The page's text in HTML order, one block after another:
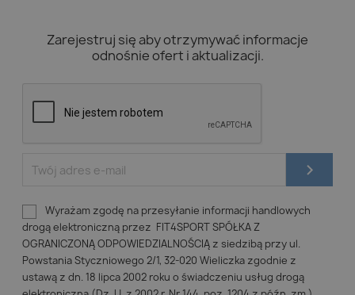
Zarejestruj się aby otrzymywać informacje
odnośnie ofert i aktualizacji.
Wyrażam zgodę na przesyłanie informacji handlowych
drogą elektroniczną przez FIT4SPORT SPÓŁKA Z
OGRANICZONĄ ODPOWIEDZIALNOŚCIĄ z siedzibą przy ul.
Powstania Styczniowego 2/1, 32-020 Wieliczka zgodnie z
ustawą z dn. 18 lipca 2002 roku o świadczeniu usług drogą